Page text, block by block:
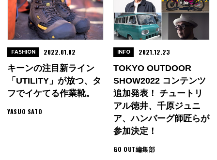
キーンの注目新ライン
「UTILITY」が放つ、タ
フでイケてる作業靴。
YASUO SATO
FASHION 2022.01.02
TOKYO OUTDOOR
SHOW2022 コンテンツ
追加発表！ チュートリ
アル徳井、千原ジュニ
ア、ハンバーグ師匠らが
参加決定！
GO OUT編集部
INFO 2021.12.23